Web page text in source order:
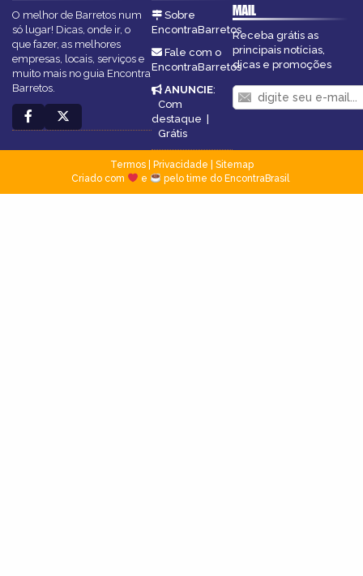
O melhor de Barretos num
só lugar! Dicas, onde ir, o
que fazer, as melhores
empresas, locais, serviços e
muito mais no guia Encontra
Barretos.
Sobre
EncontraBarretos
Fale com o
EncontraBarretos
ANUNCIE:
Com
destaque |
Grátis
MAIL
Receba grátis as
principais notícias,
dicas e promoções
Termos| Privacidade
Sitemap
Criado com
e pelo time do EncontraBrasil